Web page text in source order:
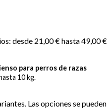
desde 21,00 € hasta 49,00 €
para perros de razas
10 kg.
Las opciones se pueden